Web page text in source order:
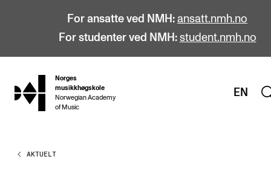
For ansatte ved NMH: ansatt.nmh.no
For studenter ved NMH: student.nmh.no
hjem
Norges
musikkhøgskole
Norwegian Academy
of Music
EN
STUDIER
AKTUELT